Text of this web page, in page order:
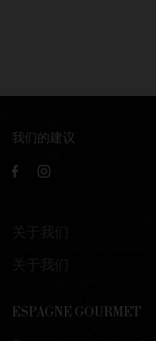
我们的建议
ESPAGNE GOURMET